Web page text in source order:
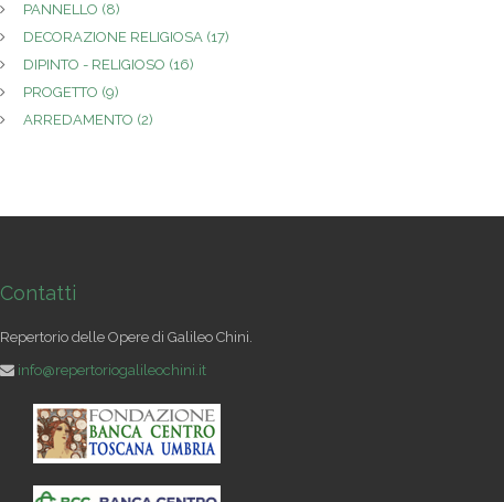
PANNELLO (8)
DECORAZIONE RELIGIOSA (17)
DIPINTO - RELIGIOSO (16)
PROGETTO (9)
ARREDAMENTO (2)
Contatti
Repertorio delle Opere di Galileo Chini.
info@repertoriogalileochini.it